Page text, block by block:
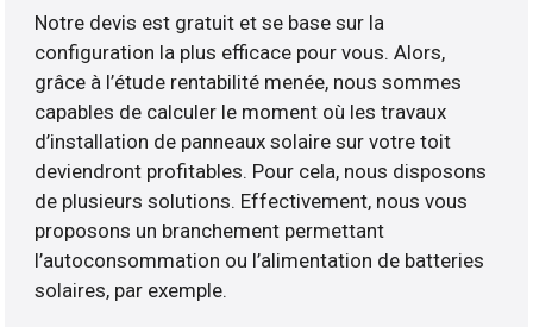
Notre devis est gratuit et se base sur la
configuration la plus efficace pour vous. Alors,
grâce à l’étude rentabilité menée, nous sommes
capables de calculer le moment où les travaux
d’installation de panneaux solaire sur votre toit
deviendront profitables. Pour cela, nous disposons
de plusieurs solutions. Effectivement, nous vous
proposons un branchement permettant
l’autoconsommation ou l’alimentation de batteries
solaires, par exemple.